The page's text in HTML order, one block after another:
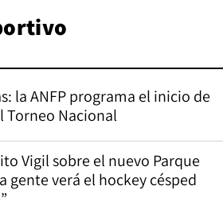
la ANFP programa el inicio de
Torneo Nacional
Vigil sobre el nuevo Parque
gente verá el hockey césped